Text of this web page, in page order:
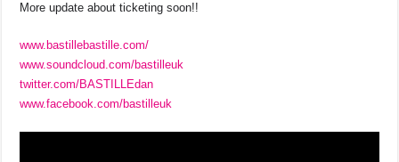
More update about ticketing soon!!
www.bastillebastille.com/
www.soundcloud.com/bastilleuk
twitter.com/BASTILLEdan
www.facebook.com/bastilleuk